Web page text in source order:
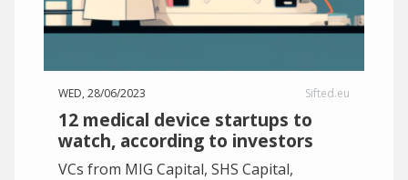
WED, 28/06/2023 Sifted.eu
12 medical device startups to
watch, according to investors
VCs from MIG Capital, SHS Capital,